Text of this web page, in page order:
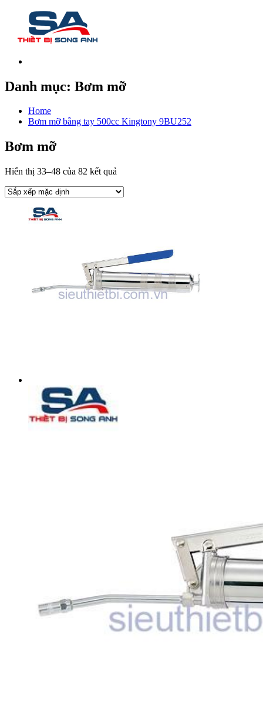
Danh mục: Bơm mỡ
Home
Bơm mỡ bằng tay 500cc Kingtony 9BU252
Bơm mỡ
Hiển thị 33–48 của 82 kết quả